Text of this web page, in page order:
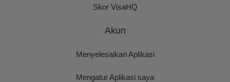
Skor VisaHQ
Akun
Menyelesaikan Aplikasi
Mengatur Aplikasi saya